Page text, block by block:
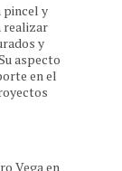
pincel y
realizar
y
aspecto
en el
Vega en